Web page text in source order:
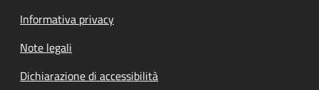
Informativa privacy
Note legali
Dichiarazione di accessibilità